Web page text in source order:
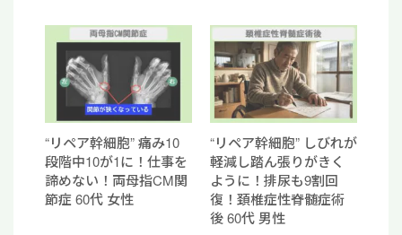
“リペア幹細胞” 痛み10
段階中10が1に！仕事を
諦めない！両母指CM関
節症 60代 女性
“リペア幹細胞” しびれが
軽減し踏ん張りがきく
ように！排尿も9割回
復！頚椎症性脊髄症術
後 60代 男性